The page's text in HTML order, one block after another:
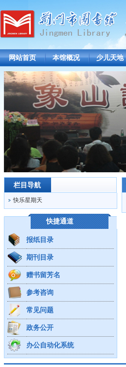
网站首页 本馆概况 少儿天地
栏目导航
快乐星期天
快捷通道
报纸目录
期刊目录
赠书留芳名
参考咨询
常见问题
政务公开
办公自动化系统